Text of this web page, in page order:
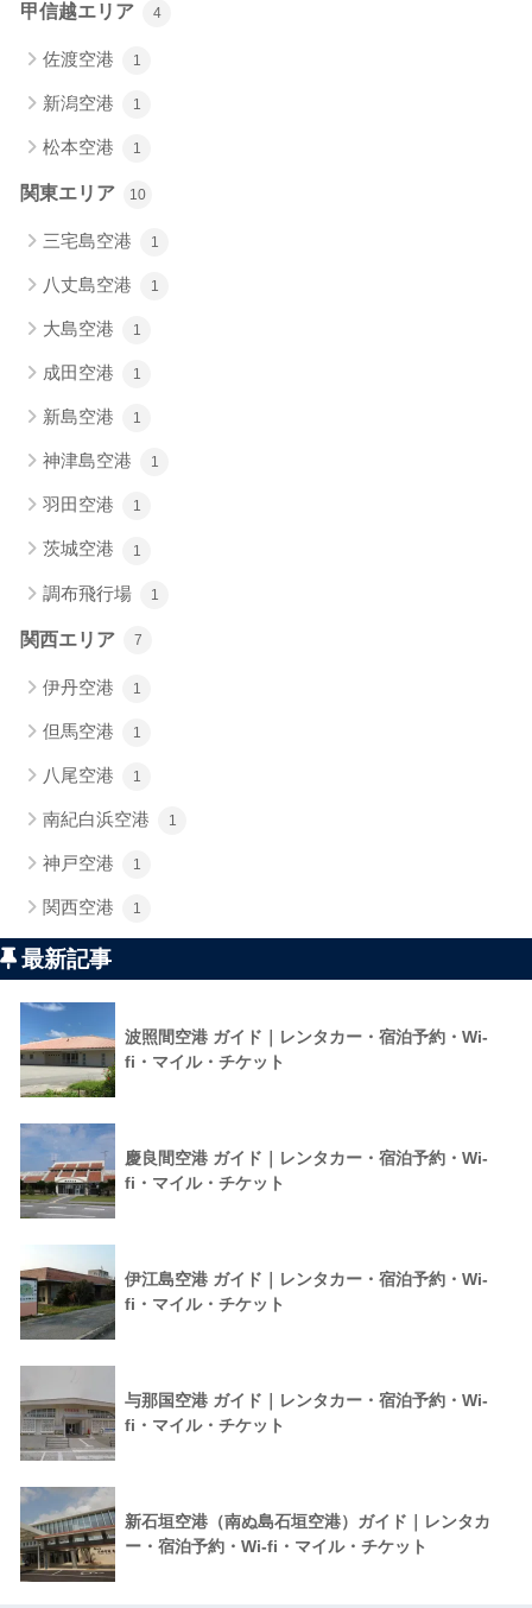
甲信越エリア 4
佐渡空港 1
新潟空港 1
松本空港 1
関東エリア 10
三宅島空港 1
八丈島空港 1
大島空港 1
成田空港 1
新島空港 1
神津島空港 1
羽田空港 1
茨城空港 1
調布飛行場 1
関西エリア 7
伊丹空港 1
但馬空港 1
八尾空港 1
南紀白浜空港 1
神戸空港 1
関西空港 1
最新記事
波照間空港 ガイド｜レンタカー・宿泊予約・Wi-
fi・マイル・チケット
慶良間空港 ガイド｜レンタカー・宿泊予約・Wi-
fi・マイル・チケット
伊江島空港 ガイド｜レンタカー・宿泊予約・Wi-
fi・マイル・チケット
与那国空港 ガイド｜レンタカー・宿泊予約・Wi-
fi・マイル・チケット
新石垣空港（南ぬ島石垣空港）ガイド｜レンタカ
ー・宿泊予約・Wi-fi・マイル・チケット